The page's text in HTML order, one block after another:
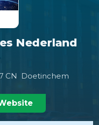
Nederland
CN Doetinchem